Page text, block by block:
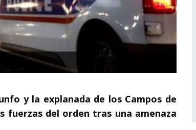
y la explanada de los Campos de
fuerzas del orden tras una amenaza